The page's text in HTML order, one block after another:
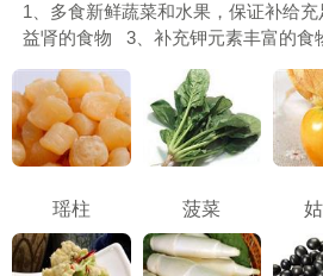
1、多食新鲜蔬菜和水果，保证补给
益肾的食物 3、补充钾元素丰富的食
瑶柱 菠菜